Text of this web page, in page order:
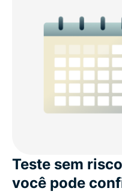
Teste sem
você pode